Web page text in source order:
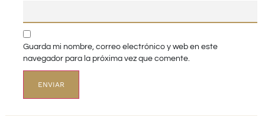
Guarda mi nombre, correo electrónico y web en este
navegador para la próxima vez que comente.